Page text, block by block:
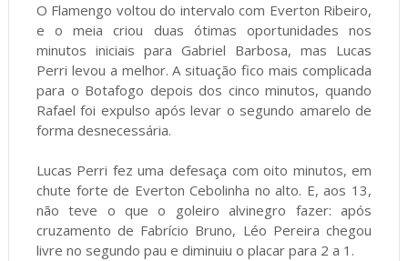
O Flamengo voltou do intervalo com Everton Ribeiro,
e o meia criou duas ótimas oportunidades nos
minutos iniciais para Gabriel Barbosa, mas Lucas
Perri levou a melhor. A situação fico mais complicada
para o Botafogo depois dos cinco minutos, quando
Rafael foi expulso após levar o segundo amarelo de
forma desnecessária.
Lucas Perri fez uma defesaça com oito minutos, em
chute forte de Everton Cebolinha no alto. E, aos 13,
não teve o que o goleiro alvinegro fazer: após
cruzamento de Fabrício Bruno, Léo Pereira chegou
livre no segundo pau e diminuiu o placar para 2 a 1.